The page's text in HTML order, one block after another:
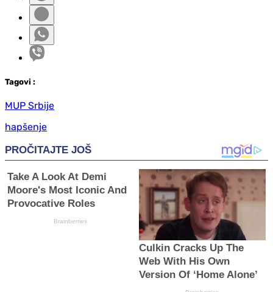
Tagovi :
MUP Srbije
hapšenje